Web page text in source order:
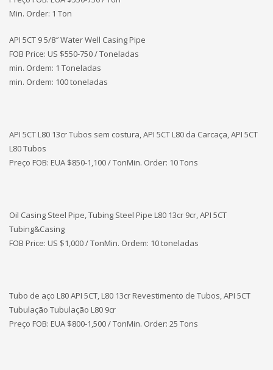
Min. Order: 1 Ton
API 5CT 9 5/8″ Water Well Casing Pipe
FOB Price: US $550-750 / Toneladas
min. Ordem: 1 Toneladas
min. Ordem: 100 toneladas
API 5CT L80 13cr Tubos sem costura, API 5CT L80 da Carcaça, API 5CT
L80 Tubos
Preço FOB: EUA $850-1,100 / TonMin. Order: 10 Tons
Oil Casing Steel Pipe, Tubing Steel Pipe L80 13cr 9cr, API 5CT
Tubing&Casing
FOB Price: US $1,000 / TonMin. Ordem: 10 toneladas
Tubo de aço L80 API 5CT, L80 13cr Revestimento de Tubos, API 5CT
Tubulação Tubulação L80 9cr
Preço FOB: EUA $800-1,500 / TonMin. Order: 25 Tons